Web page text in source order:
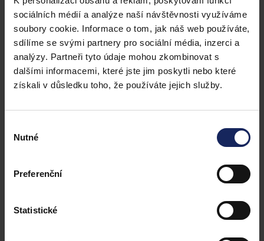
sociálních médií a analýze naší návštěvnosti využíváme
soubory cookie. Informace o tom, jak náš web používáte,
sdílíme se svými partnery pro sociální média, inzerci a
analýzy. Partneři tyto údaje mohou zkombinovat s
dalšími informacemi, které jste jim poskytli nebo které
získali v důsledku toho, že používáte jejich služby.
souhlasu
Nutné
Preferenční
Statistické
„Přirozené zajímání se o druhé lidi vždy buduje
vztahy. U obchodu je to stejné. Kdo dokáže navazovat
upřímné vztahy s ostatními lidmi, a tedy i se svými
zákazníky, ten pro zákazníka dokáže nejlépe vyřešit